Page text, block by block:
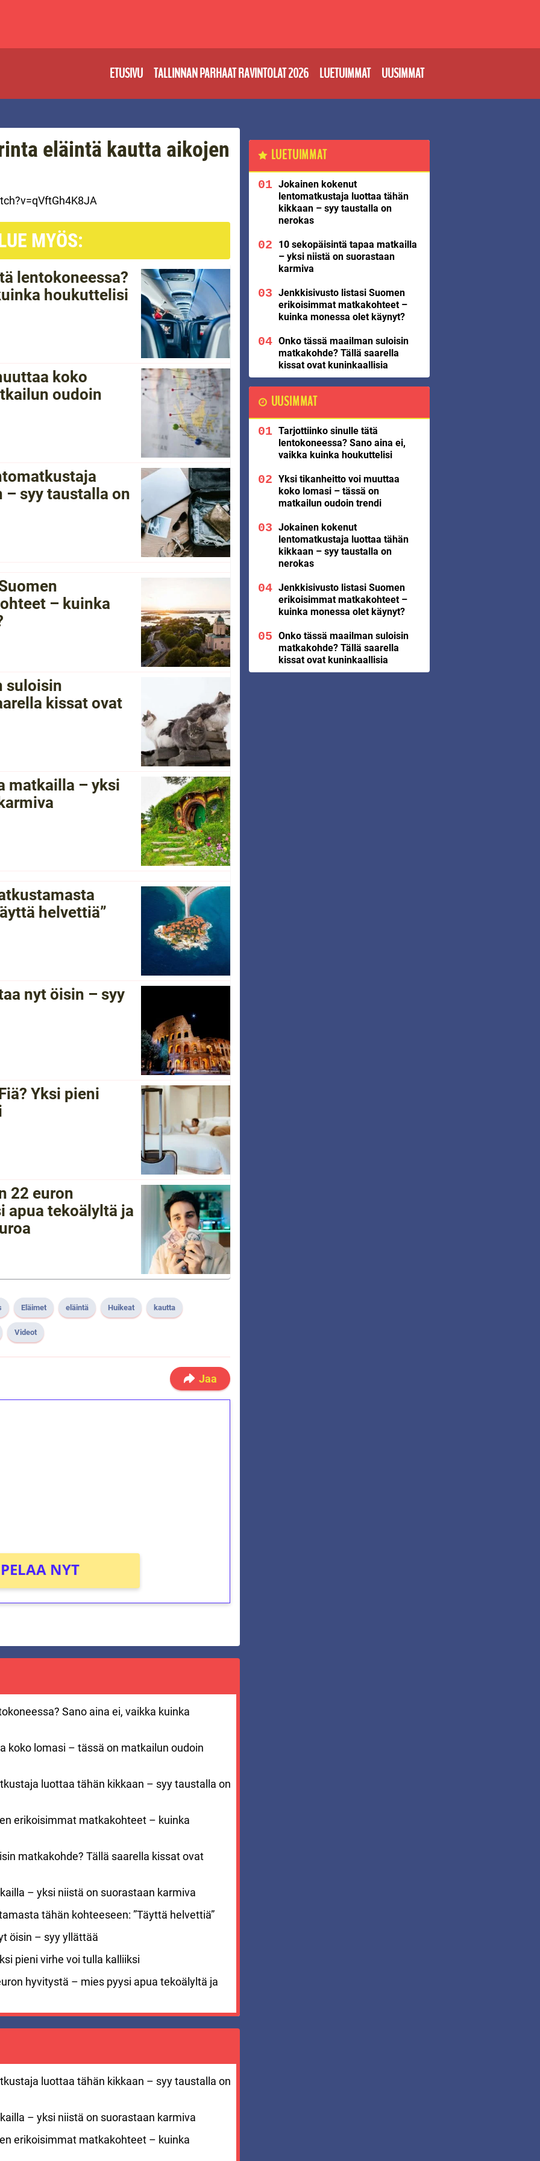
ETUSIVU TALLINNAN PARHAAT RAVINTOLAT 2026 LUETUIMMAT UUSIMMAT
eläintä kautta aikojen
MYÖS:
lentokoneessa?
houkuttelisi
koko
oudoin
– syy taustalla on
– kuinka
suloisin
kissat ovat
matkailla – yksi
helvettiä”
nyt öisin – syy
Yksi pieni
22 euron
apua tekoälyltä ja
Eläimet eläintä Huikeat kautta
Videot
Jaa
PELAA NYT
Sano aina ei, vaikka kuinka
koko lomasi – tässä on matkailun oudoin
luottaa tähän kikkaan – syy taustalla on
erikoisimmat matkakohteet – kuinka
matkakohde? Tällä saarella kissat ovat
– yksi niistä on suorastaan karmiva
tähän kohteeseen: ”Täyttä helvettiä”
öisin – syy yllättää
pieni virhe voi tulla kalliiksi
hyvitystä – mies pyysi apua tekoälyltä ja
luottaa tähän kikkaan – syy taustalla on
– yksi niistä on suorastaan karmiva
erikoisimmat matkakohteet – kuinka
LUETUIMMAT
Jokainen kokenut
lentomatkustaja luottaa tähän
kikkaan – syy taustalla on
nerokas
10 sekopäisintä tapaa matkailla
– yksi niistä on suorastaan
karmiva
Jenkkisivusto listasi Suomen
erikoisimmat matkakohteet –
kuinka monessa olet käynyt?
Onko tässä maailman suloisin
matkakohde? Tällä saarella
kissat ovat kuninkaallisia
UUSIMMAT
Tarjottiinko sinulle tätä
lentokoneessa? Sano aina ei,
vaikka kuinka houkuttelisi
Yksi tikanheitto voi muuttaa
koko lomasi – tässä on
matkailun oudoin trendi
Jokainen kokenut
lentomatkustaja luottaa tähän
kikkaan – syy taustalla on
nerokas
Jenkkisivusto listasi Suomen
erikoisimmat matkakohteet –
kuinka monessa olet käynyt?
Onko tässä maailman suloisin
matkakohde? Tällä saarella
kissat ovat kuninkaallisia